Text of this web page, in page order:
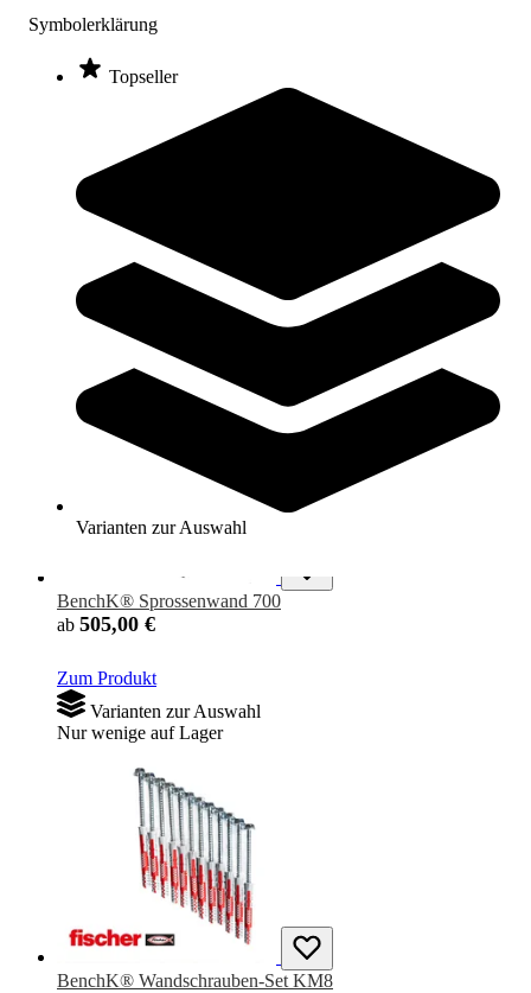
Symbolerklärung
Topseller
Varianten zur Auswahl
BenchK® Sprossenwand 221 mit Klimmzugstange
719,00 €
Zum Produkt
Varianten zur Auswahl
Nur wenige auf Lager
BenchK® Sprossenwand 700
ab 505,00 €
Zum Produkt
Varianten zur Auswahl
Nur wenige auf Lager
BenchK® Wandschrauben-Set KM8